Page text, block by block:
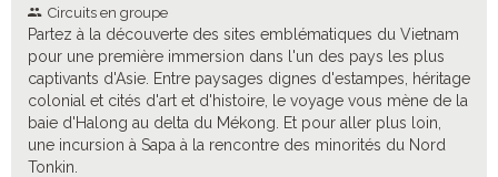
Circuits en groupe
Partez à la découverte des sites emblématiques du Vietnam
pour une première immersion dans l'un des pays les plus
captivants d'Asie. Entre paysages dignes d'estampes, héritage
colonial et cités d'art et d'histoire, le voyage vous mène de la
baie d'Halong au delta du Mékong. Et pour aller plus loin,
une incursion à Sapa à la rencontre des minorités du Nord
Tonkin.